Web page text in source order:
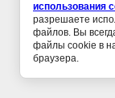
использования
разрешаете
файлов. Вы
файлы cookie в
браузера.